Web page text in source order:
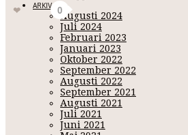
ARKIV
Augusti 2024
Juli 2024
Februari 2023
Januari 2023
Oktober 2022
September 2022
Augusti 2022
September 2021
Augusti 2021
Juli 2021
Juni 2021
0
Gilla